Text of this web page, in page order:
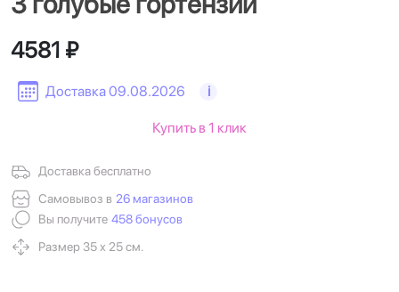
Доставка 09.08.2026 i
4581 ₽
Доставка бесплатно
Самовывоз в 26 магазинов
Вы получите 458 бонусов
Размер 35 х 25 см.
Купить в 1 клик